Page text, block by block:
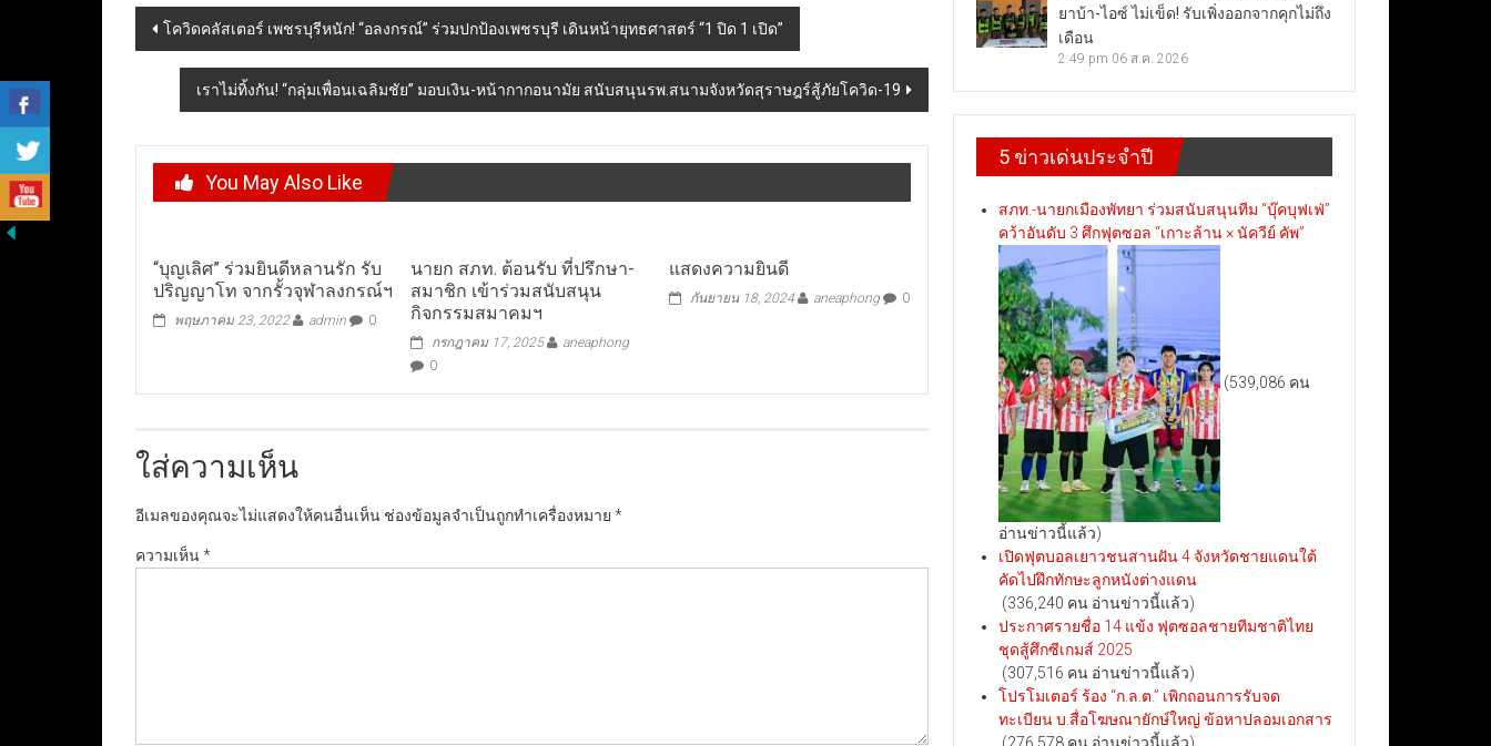
Post
navigation
โควิดคลัสเตอร์ เพชรบุรีหนัก! “อลงกรณ์” ร่วมปกป้องเพชรบุรี เดินหน้ายุทธศาสตร์ “1 ปิด 1 เปิด”
เราไม่ทิ้งกัน! “กลุ่มเพื่อนเฉลิมชัย” มอบเงิน-หน้ากากอนามัย สนับสนุนรพ.สนามจังหวัดสุราษฎร์สู้ภัยโควิด-19
You May Also Like
“บุญเลิศ” ร่วมยินดีหลานรัก รับ
ปริญญาโท จากรั้วจุฬาลงกรณ์ฯ
พฤษภาคม 23, 2022 admin 0
นายก สภท. ต้อนรับ ที่ปรึกษา-
สมาชิก เข้าร่วมสนับสนุน
กิจกรรมสมาคมฯ
กรกฎาคม 17, 2025
aneaphong
0
แสดงความยินดี
กันยายน 18, 2024 aneaphong 0
ใส่ความเห็น
อีเมลของคุณจะไม่แสดงให้คนอื่นเห็น ช่องข้อมูลจำเป็นถูกทำเครื่องหมาย *
ความเห็น*
ยาบ้า-ไอซ์ ไม่เข็ด! รับเพิ่งออกจากคุกไม่ถึง
เดือน
2:49 pm 06 ส.ค. 2026
5 ข่าวเด่นประจำปี
สภท.-นายกเมืองพัทยา ร่วมสนับสนุนทีม “บุ๊คบุฟเฟ่”
คว้าอันดับ 3 ศึกฟุตซอล “เกาะล้าน × นัควีย์ คัพ”
(539,086 คน
อ่านข่าวนี้แล้ว)
เปิดฟุตบอลเยาวชนสานฝัน 4 จังหวัดชายแดนใต้
คัดไปฝึกทักษะลูกหนังต่างแดน
(336,240 คน อ่านข่าวนี้แล้ว)
ประกาศรายชื่อ 14 แข้ง ฟุตซอลชายทีมชาติไทย
ชุดสู้ศึกซีเกมส์ 2025
(307,516 คน อ่านข่าวนี้แล้ว)
โปรโมเตอร์ ร้อง “ก.ล.ต.” เพิกถอนการรับจด
ทะเบียน บ.สื่อโฆษณายักษ์ใหญ่ ข้อหาปลอมเอกสาร